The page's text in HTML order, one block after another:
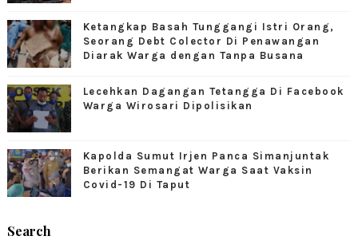
Ketangkap Basah Tunggangi Istri Orang,
Seorang Debt Colector Di Penawangan
Diarak Warga dengan Tanpa Busana
Lecehkan Dagangan Tetangga Di Facebook
Warga Wirosari Dipolisikan
Kapolda Sumut Irjen Panca Simanjuntak
Berikan Semangat Warga Saat Vaksin
Covid-19 Di Taput
Search